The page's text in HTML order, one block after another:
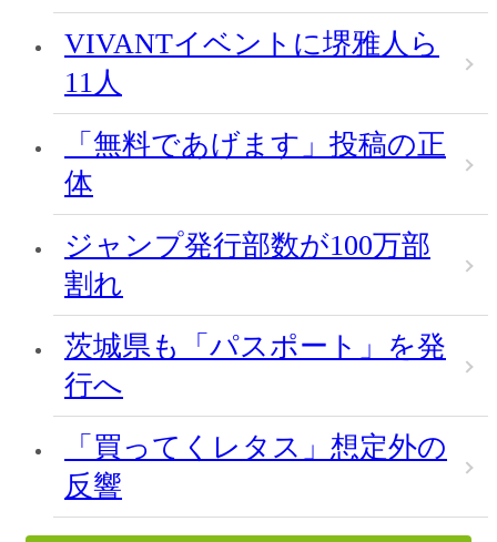
VIVANTイベントに堺雅人ら
11人
「無料であげます」投稿の正
体
ジャンプ発行部数が100万部
割れ
茨城県も「パスポート」を発
行へ
「買ってくレタス」想定外の
反響